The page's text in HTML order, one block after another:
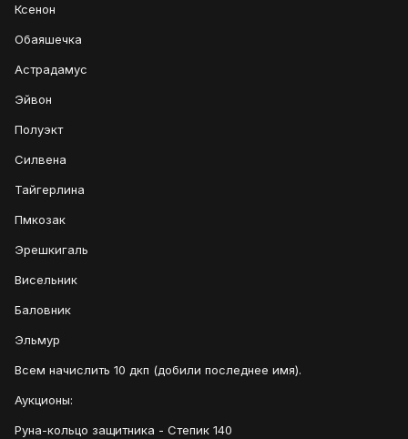
Ксенон
Обаяшечка
Астрадамус
Эйвон
Полуэкт
Силвена
Тайгерлина
Пмкозак
Эрешкигаль
Висельник
Баловник
Эльмур
Всем начислить 10 дкп (добили последнее имя).
Аукционы:
Руна-кольцо защитника - Степик 140